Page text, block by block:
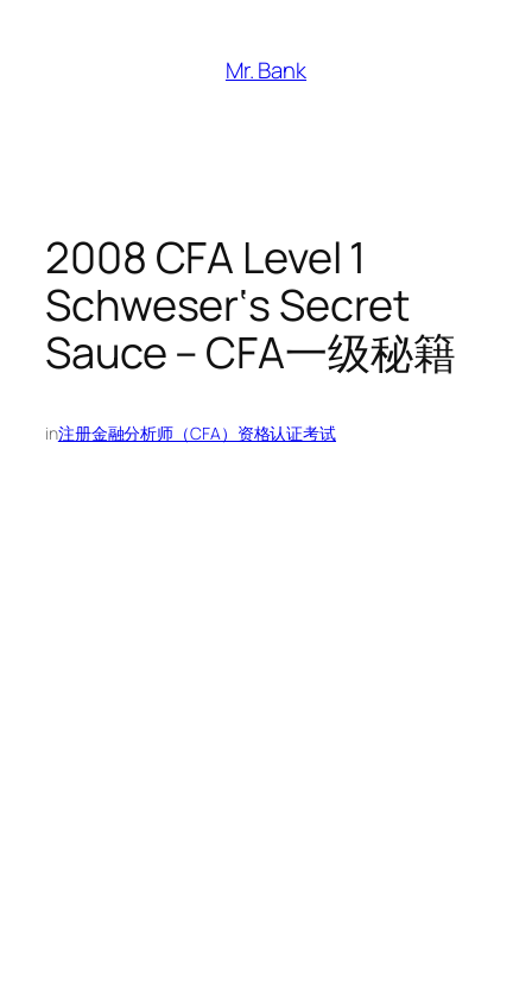
Mr. Bank
2008 CFA Level 1
Schweser‘s Secret
Sauce – CFA一级秘籍
in注册金融分析师（CFA）资格认证考试